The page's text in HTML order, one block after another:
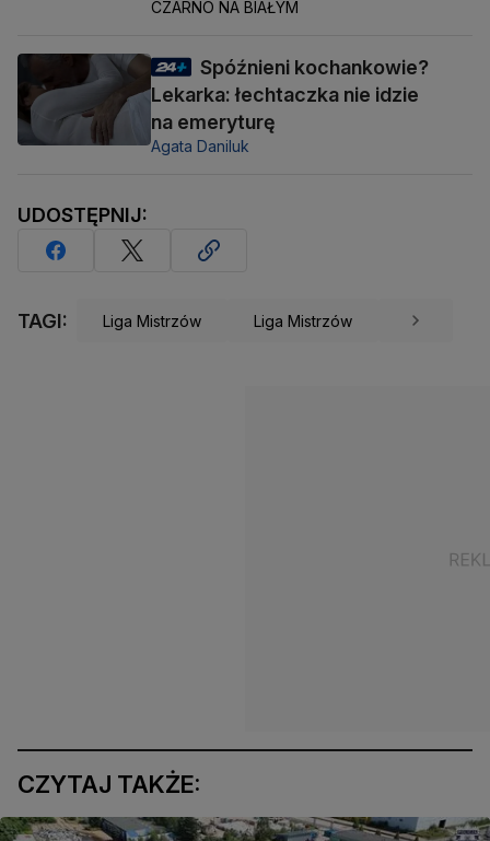
CZARNO NA BIAŁYM
Spóźnieni kochankowie?
Lekarka: łechtaczka nie idzie
na emeryturę
Agata Daniluk
UDOSTĘPNIJ:
TAGI: Liga Mistrzów Liga Mistrzów
CZYTAJ TAKŻE: